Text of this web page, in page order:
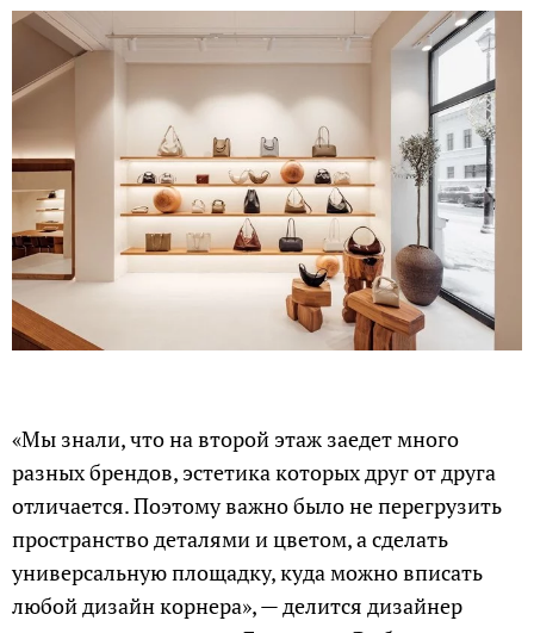
«Мы знали, что на второй этаж заедет много
разных брендов, эстетика которых друг от друга
отличается. Поэтому важно было не перегрузить
пространство деталями и цветом, а сделать
универсальную площадку, куда можно вписать
любой дизайн корнера», — делится дизайнер